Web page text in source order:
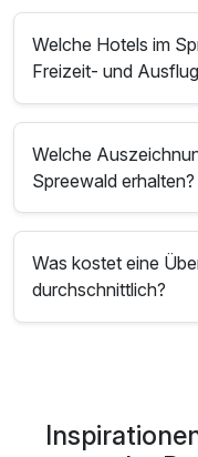
Welche Hotels im
Freizeit- und
Welche
Spreewald erhalten?
Was kostet eine
durchschnittlich?